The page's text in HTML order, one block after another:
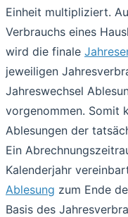
Einheit multipliziert.
Verbrauchs eines
wird die finale
jeweiligen
Jahreswechsel
vorgenommen. Somit
Ablesungen der
Ein
Kalenderjahr
Ablesung zum Ende
Basis des